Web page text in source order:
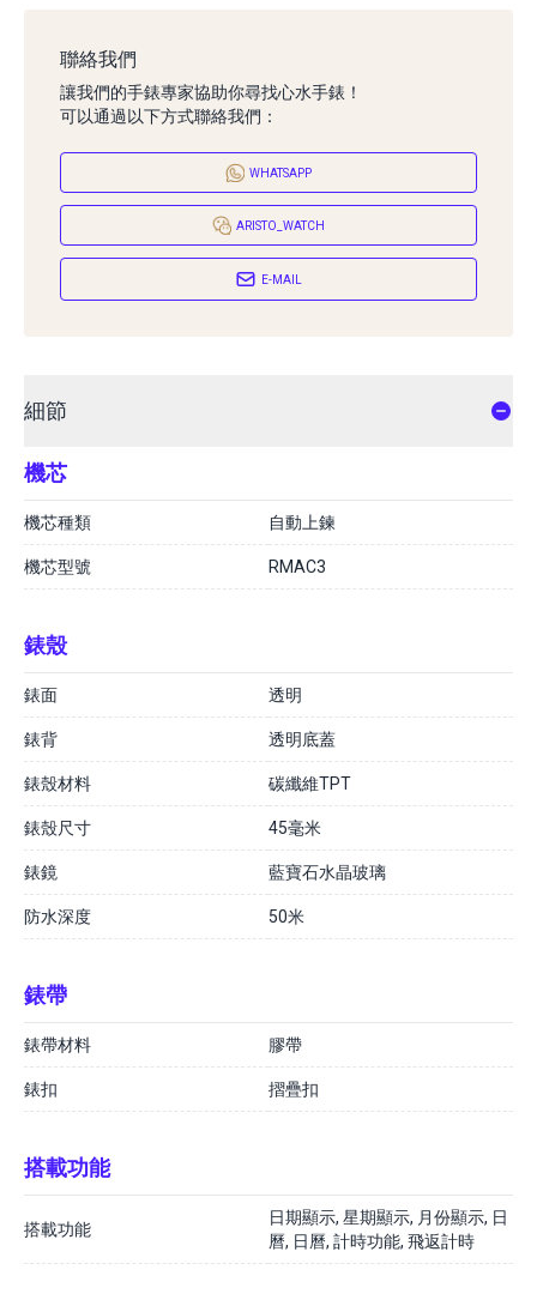
聯絡我們
讓我們的手錶專家協助你尋找心水手錶！
可以通過以下方式聯絡我們：
WHATSAPP
ARISTO_WATCH
E-MAIL
細節
機芯
機芯種類 自動上鍊
機芯型號 RMAC3
錶殼
錶面 透明
錶背 透明底蓋
錶殼材料 碳纖維TPT
錶殼尺寸 45毫米
錶鏡 藍寶石水晶玻璃
防水深度 50米
錶帶
錶帶材料 膠帶
錶扣 摺疊扣
搭載功能
搭載功能
日期顯示, 星期顯示, 月份顯示, 日
曆, 日曆, 計時功能, 飛返計時